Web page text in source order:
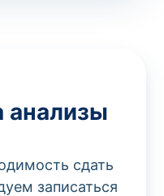
анализы
сдать
записаться